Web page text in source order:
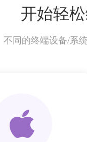
开始轻
不同的终端设备/系